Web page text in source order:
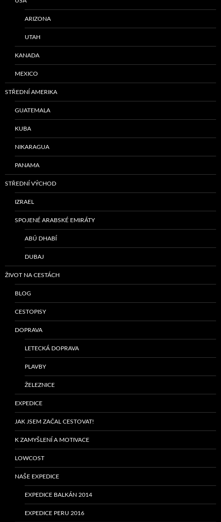
ARIZONA
UTAH
KANADA
MEXICO
STŘEDNÍ AMERIKA
GUATEMALA
KUBA
NIKARAGUA
PANAMA
STŘEDNÍ VÝCHOD
IZRAEL
SPOJENÉ ARABSKÉ EMIRÁTY
ABÚ DHABÍ
DUBAJ
ŽIVOT NA CESTÁCH
BLOG
CESTOPISY
DOPRAVA
LETECKÁ DOPRAVA
PLAVBY
ŽELEZNICE
EXPEDICE
JAK JSEM ZAČAL CESTOVAT!
K ZAMYŠLENÍ A MOTIVACE
LOWCOST
NAŠE EXPEDICE
EXPEDICE BALKÁN 2014
EXPEDICE PERU 2016